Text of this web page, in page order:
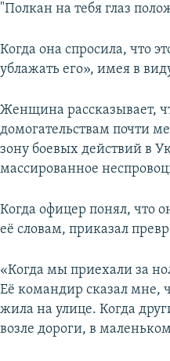
"Полкан на тебя глаз
Когда она спросила, что
ублажать его», имея в
Женщина рассказывает,
домогательствам почти
зону боевых действий в
массированное
Когда офицер понял, что
её словам, приказал
«Когда мы приехали за
Её командир сказал мне,
жила на улице. Когда
возле дороги, в